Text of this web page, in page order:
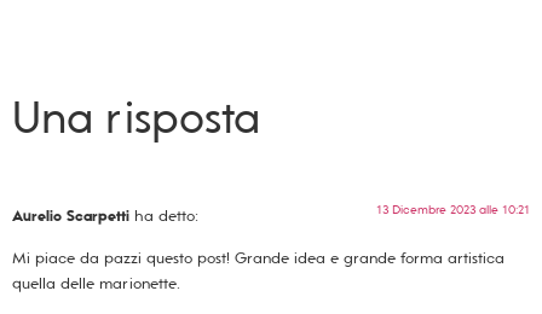
Una risposta
Aurelio Scarpetti ha detto: 13 Dicembre 2023 alle 10:21
Mi piace da pazzi questo post! Grande idea e grande forma artistica
quella delle marionette.